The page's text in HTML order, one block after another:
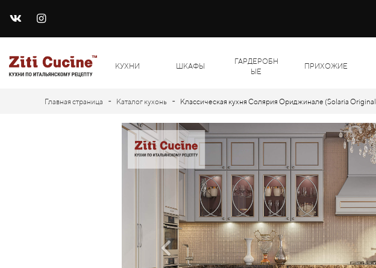
КУХНИ ШКАФЫ
ГАРДЕРОБН
ЫЕ
ПРИХОЖИЕ
Главная страница - Каталог кухонь - Классическая кухня Солярия Ориджинале (Solaria